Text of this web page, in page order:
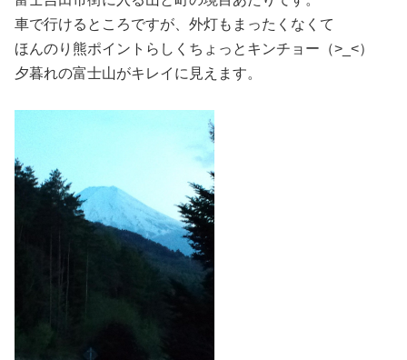
車で行けるところですが、外灯もまったくなくて
ほんのり熊ポイントらしくちょっとキンチョー（>_<）
夕暮れの富士山がキレイに見えます。